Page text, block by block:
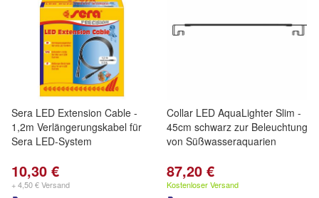
Sera LED Extension Cable -
1,2m Verlängerungskabel für
Sera LED-System
10,30 €
+ 4,50 € Versand
Collar LED AquaLighter Slim -
45cm schwarz zur Beleuchtung
von Süßwasseraquarien
87,20 €
Kostenloser Versand